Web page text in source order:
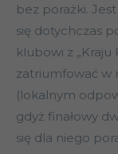
bez porażki.
się dotychczas
klubowi z „Kraju
zatriumfować w
(lokalnym
gdyż finałowy
się dla niego